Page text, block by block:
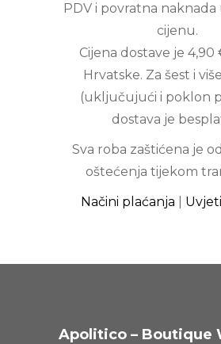
PDV i povratna
cijenu.
Cijena dostave je
Hrvatske. Za šest i
(uključujući i poklon
dostava je
Sva roba zaštićena je
oštećenja tijekom
Načini plaćanja
Apolitico – Boutique